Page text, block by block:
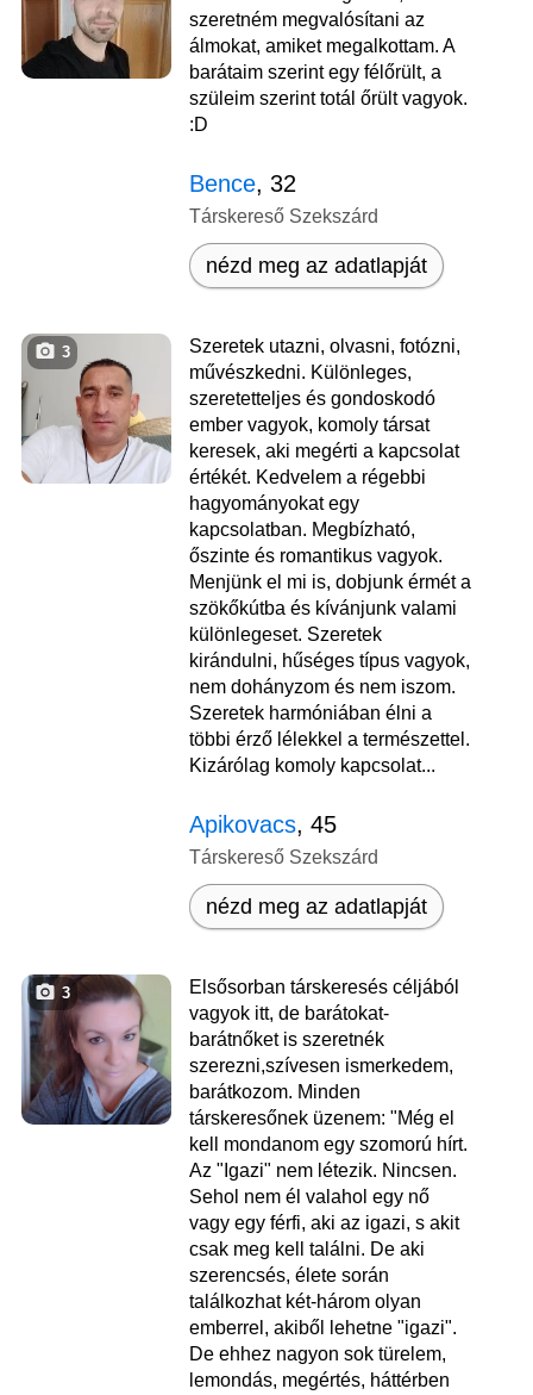
szeretném megvalósítani az
álmokat, amiket megalkottam. A
barátaim szerint egy félőrült, a
szüleim szerint totál őrült vagyok.
:D
Bence, 32
Társkereső Szekszárd
nézd meg az adatlapját
3
Szeretek utazni, olvasni, fotózni,
művészkedni. Különleges,
szeretetteljes és gondoskodó
ember vagyok, komoly társat
keresek, aki megérti a kapcsolat
értékét. Kedvelem a régebbi
hagyományokat egy
kapcsolatban. Megbízható,
őszinte és romantikus vagyok.
Menjünk el mi is, dobjunk érmét a
szökőkútba és kívánjunk valami
különlegeset. Szeretek
kirándulni, hűséges típus vagyok,
nem dohányzom és nem iszom.
Szeretek harmóniában élni a
többi érző lélekkel a természettel.
Kizárólag komoly kapcsolat...
Apikovacs, 45
Társkereső Szekszárd
nézd meg az adatlapját
3
Elsősorban társkeresés céljából
vagyok itt, de barátokat-
barátnőket is szeretnék
szerezni,szívesen ismerkedem,
barátkozom. Minden
társkeresőnek üzenem: "Még el
kell mondanom egy szomorú hírt.
Az "Igazi" nem létezik. Nincsen.
Sehol nem él valahol egy nő
vagy egy férfi, aki az igazi, s akit
csak meg kell találni. De aki
szerencsés, élete során
találkozhat két-három olyan
emberrel, akiből lehetne "igazi".
De ehhez nagyon sok türelem,
lemondás, megértés, háttérben